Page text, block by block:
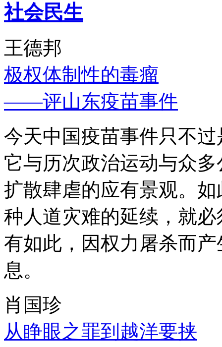
社会民生
王德邦
极权体制性的毒瘤
——评山东疫苗事件
今天中国疫苗事件只不
它与历次政治运动与众
扩散肆虐的应有景观。
种人道灾难的延续，就
有如此，因权力屠杀而
息。
肖国珍
从睁眼之罪到越洋要挟